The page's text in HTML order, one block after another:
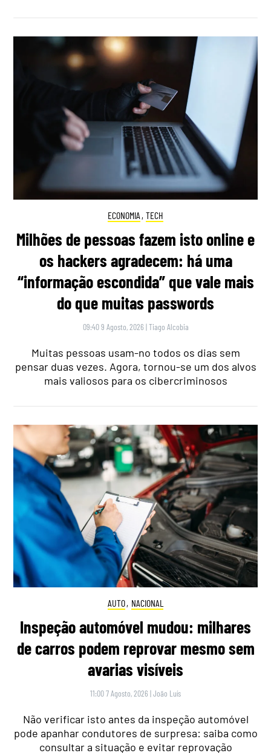
ECONOMIA , TECH
Milhões de pessoas fazem isto online e
os hackers agradecem: há uma
“informação escondida” que vale mais
do que muitas passwords
09:40 9 Agosto, 2026 |Tiago Alcobia
Muitas pessoas usam-no todos os dias sem
pensar duas vezes. Agora, tornou-se um dos alvos
mais valiosos para os cibercriminosos
AUTO, NACIONAL
Inspeção automóvel mudou: milhares
de carros podem reprovar mesmo sem
avarias visíveis
11:00 7 Agosto, 2026 |João Luís
Não verificar isto antes da inspeção automóvel
pode apanhar condutores de surpresa: saiba como
consultar a situação e evitar reprovação